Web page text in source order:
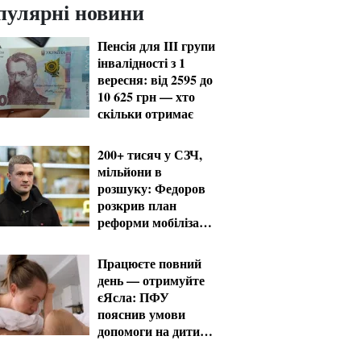
новини
Пенсія для III групи
інвалідності з 1
вересня: від 2595 до
10 625 грн — хто
скільки отримає
200+ тисяч у СЗЧ,
мільйони в
розшуку: Федоров
розкрив план
реформи мобілізації
Працюєте повний
день — отримуйте
єЯсла: ПФУ
пояснив умови
допомоги на дитину